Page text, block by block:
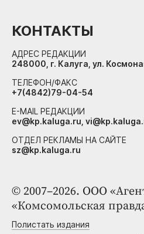
© 2007–2026. ООО
«Комсомольская
Полистать издания
КОНТАКТЫ
АДРЕС РЕДАКЦИИ
248000, г. Калуга, ул.
ТЕЛЕФОН/ФАКС
+7(4842)79-04-54
E-MAIL РЕДАКЦИИ
ev@kp.kaluga.ru,
ОТДЕЛ РЕКЛАМЫ НА САЙТЕ
sz@kp.kaluga.ru